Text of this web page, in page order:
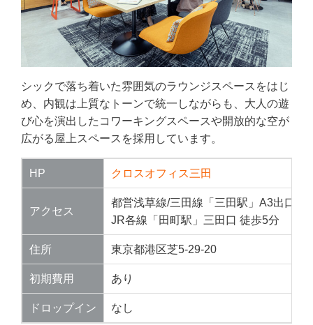
シックで落ち着いた雰囲気のラウンジスペースをはじ
め、内観は上質なトーンで統一しながらも、大人の遊
び心を演出したコワーキングスペースや開放的な空が
広がる屋上スペースを採用しています。
HP クロスオフィス三田
アクセス
都営浅草線/三田線「三田駅」A3出口 徒
JR各線「田町駅」三田口 徒歩5分
住所 東京都港区芝5-29-20
初期費用 あり
ドロップイン なし